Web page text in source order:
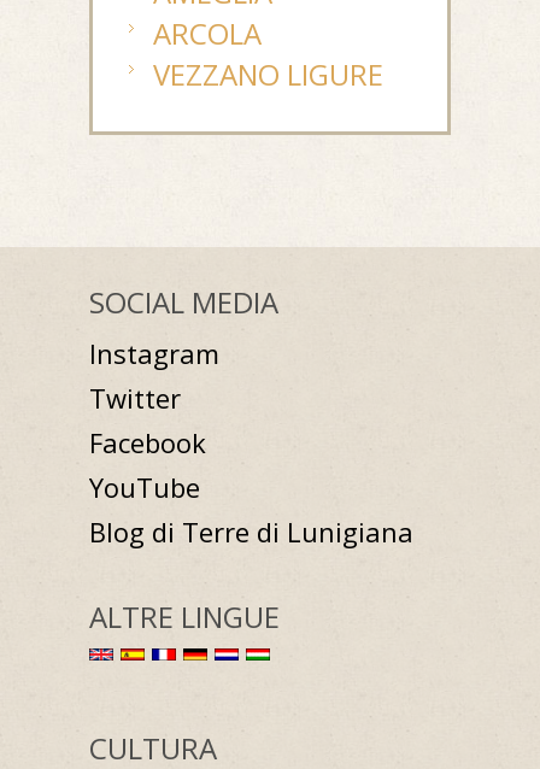
ARCOLA
VEZZANO LIGURE
SOCIAL MEDIA
Instagram
Twitter
Facebook
YouTube
Blog di Terre di Lunigiana
ALTRE LINGUE
CULTURA